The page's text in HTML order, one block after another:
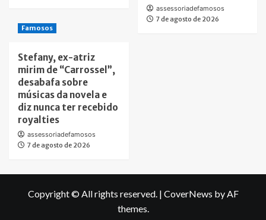
assessoriadefamosos
7 de agosto de 2026
Famosos
Stefany, ex-atriz
mirim de “Carrossel”,
desabafa sobre
músicas da novela e
diz nunca ter recebido
royalties
assessoriadefamosos
7 de agosto de 2026
Copyright © All rights reserved. | CoverNews by AF
themes.